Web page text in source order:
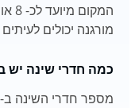
מורגנה יכולים
כמה חדרי שינה יש